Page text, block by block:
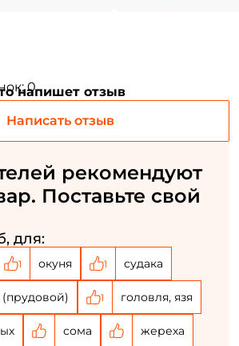
0
напишет отзыв
Написать отзыв
рекомендуют
Поставьте свой
для:
1 окуня 1 судака
1 головля, язя
сома жереха
*
Создать аккаунт
уже есть аккаунт